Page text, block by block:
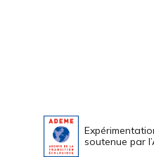
soutenue par